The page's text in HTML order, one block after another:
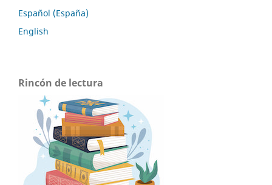
Español (España)
English
Rincón de lectura